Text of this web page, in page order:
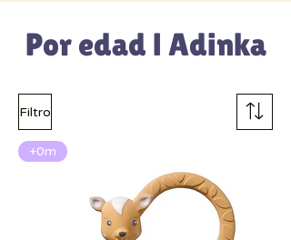
Por edad l Adinka
Filtro
+0m